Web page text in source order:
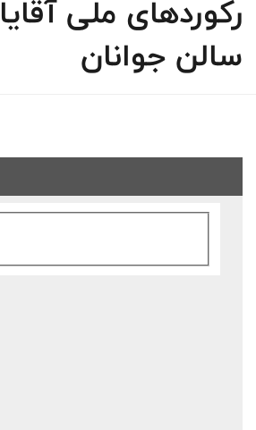
رکوردهای ملی
سالن جوانان